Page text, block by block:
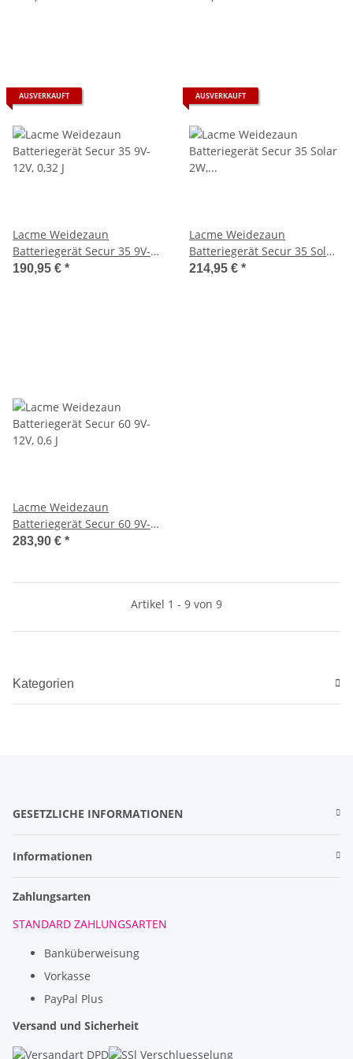
AUSVERKAUFT
Lacme Weidezaun
Batteriegerät Secur 35 9V-
12V, 0,32 J
190,95 € *
AUSVERKAUFT
Lacme Weidezaun
Batteriegerät Secur 35 Solar
2W, 9V-12V, 0,32 J
214,95 € *
Lacme Weidezaun
Batteriegerät Secur 60 9V-
12V, 0,6 J
283,90 € *
Artikel 1 - 9 von 9
Kategorien
GESETZLICHE INFORMATIONEN
Informationen
Zahlungsarten
STANDARD ZAHLUNGSARTEN
Banküberweisung
Vorkasse
PayPal Plus
Versand und Sicherheit